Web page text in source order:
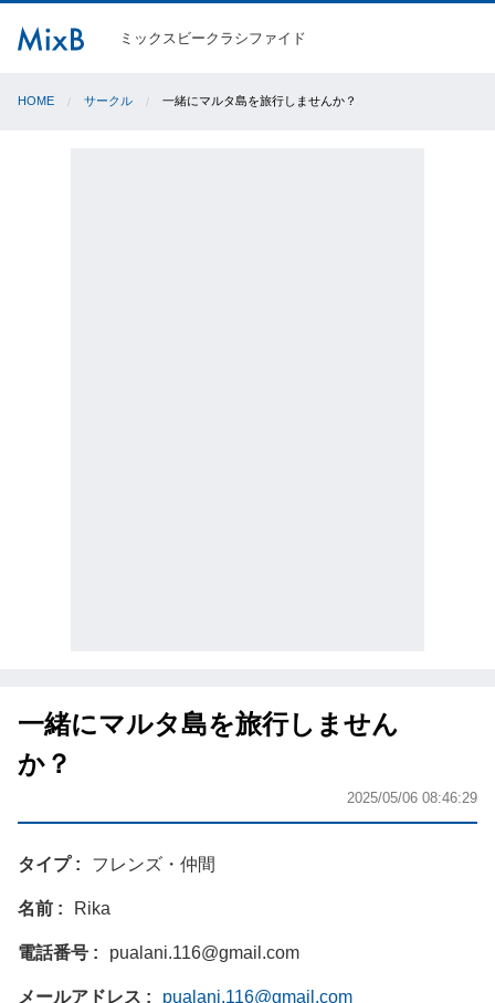
ミックスビークラシファイド
HOME サークル 一緒にマルタ島を旅行しませんか？
一緒にマルタ島を旅行しません
か？
2025/05/06 08:46:29
タイプ フレンズ・仲間
名前 Rika
電話番号 pualani.116@gmail.com
メールアドレス pualani.116@gmail.com